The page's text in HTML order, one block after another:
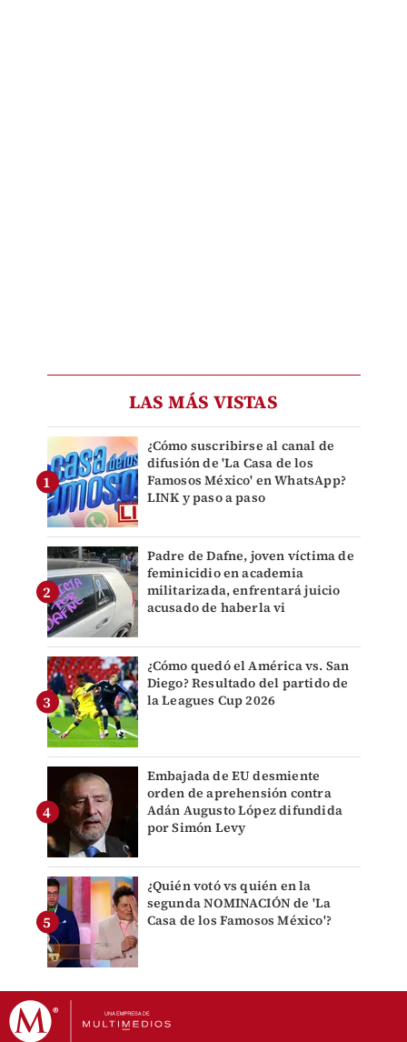
LAS MÁS VISTAS
¿Cómo suscribirse al canal de
difusión de 'La Casa de los
Famosos México' en WhatsApp?
LINK y paso a paso
Padre de Dafne, joven víctima de
feminicidio en academia
militarizada, enfrentará juicio
acusado de haberla vi
¿Cómo quedó el América vs. San
Diego? Resultado del partido de
la Leagues Cup 2026
Embajada de EU desmiente
orden de aprehensión contra
Adán Augusto López difundida
por Simón Levy
¿Quién votó vs quién en la
segunda NOMINACIÓN de 'La
Casa de los Famosos México'?